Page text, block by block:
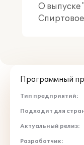
О выпуске
Программный
Тип предприятий:
Подходит для
Актуальный релиз:
Разработчик: